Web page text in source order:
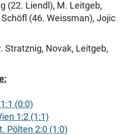
(22. Liendl), M. Leitgeb,
(46. Weissman), Jojic
Stratznig, Novak, Leitgeb,
(0:0)
1:2 (1:1)
Pölten 2:0 (1:0)